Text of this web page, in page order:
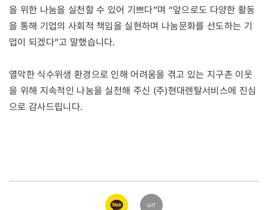
을 위한 나눔을 실천할 수 있어 기쁘다”며 “앞으로도 다양한 활동
을 통해 기업의 사회적 책임을 실현하며 나눔문화를 선도하는 기
업이 되겠다”고 말했습니다.
열악한 식수위생 환경으로 인해 어려움을 겪고 있는 지구촌 이웃
을 위해 지속적인 나눔을 실천해 주신 (주)현대렌탈서비스에 진심
으로 감사드립니다.
카카오
url